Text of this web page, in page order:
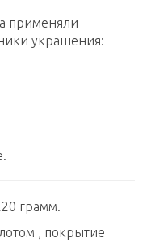
применяли
украшения:
грамм.
, покрытие